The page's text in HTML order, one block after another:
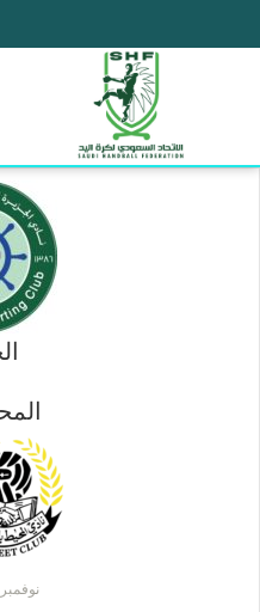
نوفمبر 3, 2023